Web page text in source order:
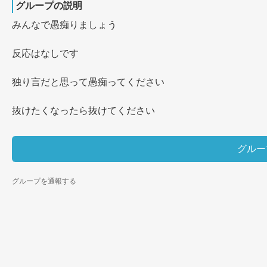
グループの説明
みんなで愚痴りましょう
反応はなしです
独り言だと思って愚痴ってください
抜けたくなったら抜けてください
グル
グループを通報する